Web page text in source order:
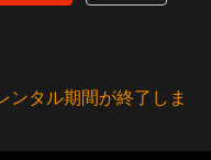
ンタル期間が終了しま